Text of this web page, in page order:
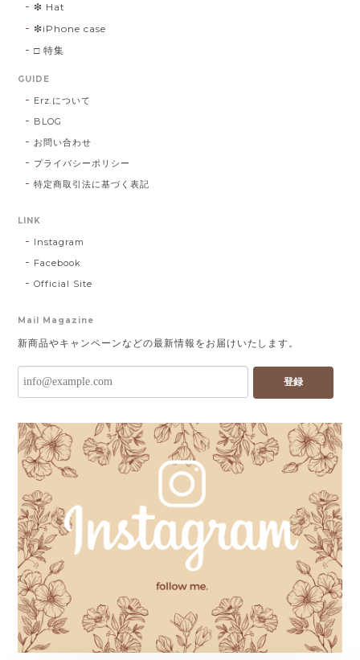
❇︎ Hat
❇︎iPhone case
□ 特集
GUIDE
Erz.について
BLOG
お問い合わせ
プライバシーポリシー
特定商取引法に基づく表記
LINK
Instagram
Facebook
Official Site
Mail Magazine
新商品やキャンペーンなどの最新情報をお届けいたします。
登録